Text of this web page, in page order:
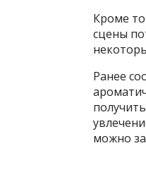
Кроме
сцены
Ранее
можно